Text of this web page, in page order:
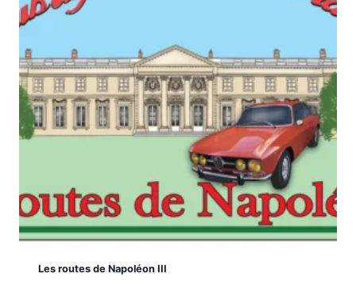
Les routes de Napoléon III